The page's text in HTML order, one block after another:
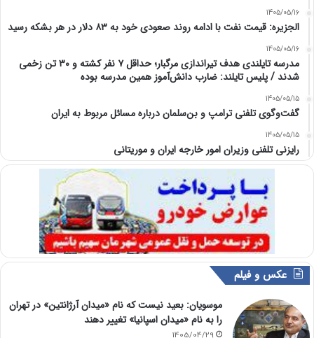
1405/05/16
الجزیره: قیمت نفت با ادامه روند صعودی خود به ۸۳ دلار در هر بشکه رسید
1405/05/16
مدرسه تایلندی هدف تیراندازی مرگبار؛ حداقل ۷ نفر کشته و ۳۰ تن زخمی
شدند / پلیس تایلند: ضارب دانش‌آموز همین مدرسه بوده
1405/05/15
گفت‌وگوی تلفنی ترامپ و بن‌سلمان درباره مسائل مربوط به ایران
1405/05/15
رایزنی تلفنی وزیران امور خارجه ایران و موریتانی
عکس و فیلم
موسویان: بعید نیست که نام «میدان آرژانتین» در تهران
را به نام «میدان اسپانیا» تغییر دهند
1405/04/29